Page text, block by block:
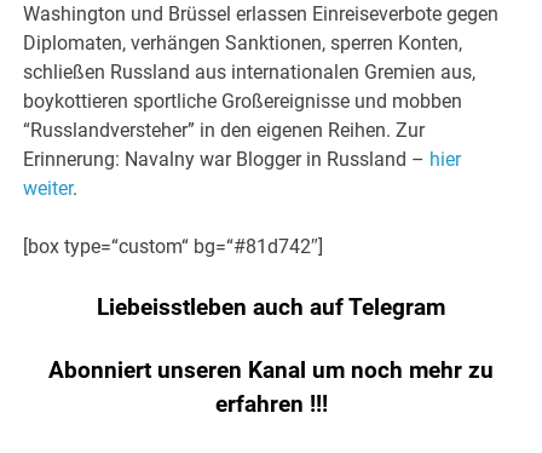
Washington und Brüssel erlassen Einreiseverbote gegen
Diplomaten, verhängen Sanktionen, sperren Konten,
schließen Russland aus internationalen Gremien aus,
boykottieren sportliche Großereignisse und mobben
“Russlandversteher” in den eigenen Reihen. Zur
Erinnerung: Navalny war Blogger in Russland – hier
weiter.
[box type=“custom“ bg=“#81d742″]
Liebeisstleben auch auf Telegram
Abonniert unseren Kanal um noch mehr zu
erfahren !!!